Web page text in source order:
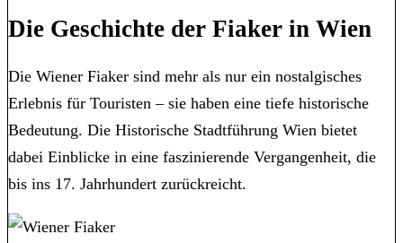
Die Geschichte der Fiaker in Wien
Die Wiener Fiaker sind mehr als nur ein nostalgisches
Erlebnis für Touristen – sie haben eine tiefe historische
Bedeutung. Die Historische Stadtführung Wien bietet
dabei Einblicke in eine faszinierende Vergangenheit, die
bis ins 17. Jahrhundert zurückreicht.